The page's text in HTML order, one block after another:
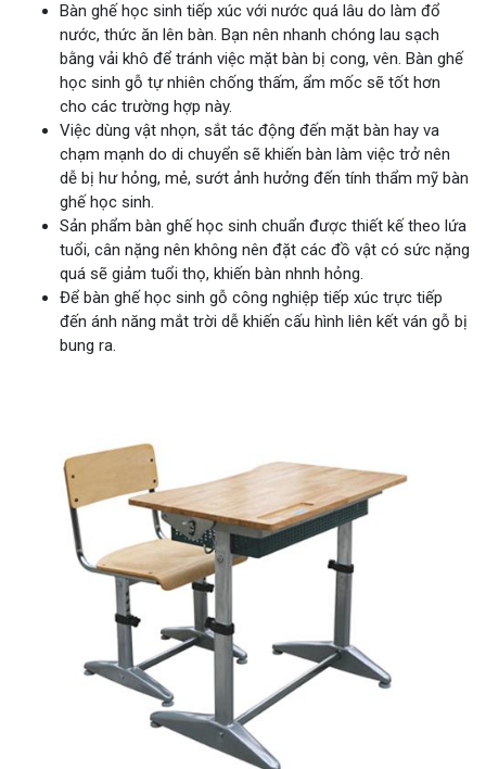
Bàn ghế học sinh tiếp xúc với nước quá lâu do làm đổ
nước, thức ăn lên bàn. Bạn nên nhanh chóng lau sạch
bằng vải khô để tránh việc mặt bàn bị cong, vên. Bàn ghế
học sinh gỗ tự nhiên chống thấm, ẩm mốc sẽ tốt hơn
cho các trường hợp này.
Việc dùng vật nhọn, sắt tác động đến mặt bàn hay va
chạm mạnh do di chuyển sẽ khiến bàn làm việc trở nên
dễ bị hư hỏng, mẻ, sướt ảnh hưởng đến tính thẩm mỹ bàn
ghế học sinh.
Sản phẩm bàn ghế học sinh chuẩn được thiết kế theo lứa
tuổi, cân nặng nên không nên đặt các đồ vật có sức nặng
quá sẽ giảm tuổi thọ, khiến bàn nhnh hỏng.
Để bàn ghế học sinh gỗ công nghiệp tiếp xúc trực tiếp
đến ánh năng mắt trời dễ khiến cấu hình liên kết ván gỗ bị
bung ra.